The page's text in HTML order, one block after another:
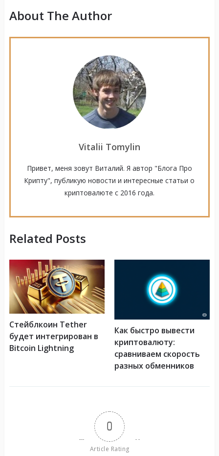
About The Author
Vitalii Tomylin
Привет, меня зовут Виталий. Я автор "Блога Про
Крипту", публикую новости и интересные статьи о
криптовалюте с 2016 года.
Related Posts
Стейблкоин Tether
будет интегрирован в
Bitcoin Lightning
Как быстро вывести
криптовалюту:
сравниваем скорость
разных обменников
0
Article Rating